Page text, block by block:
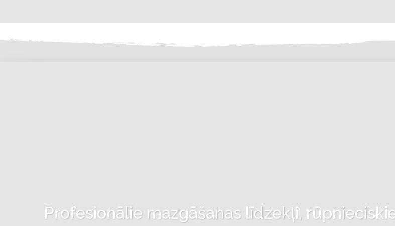
Profesionālie mazgāšanas līdzekļi,